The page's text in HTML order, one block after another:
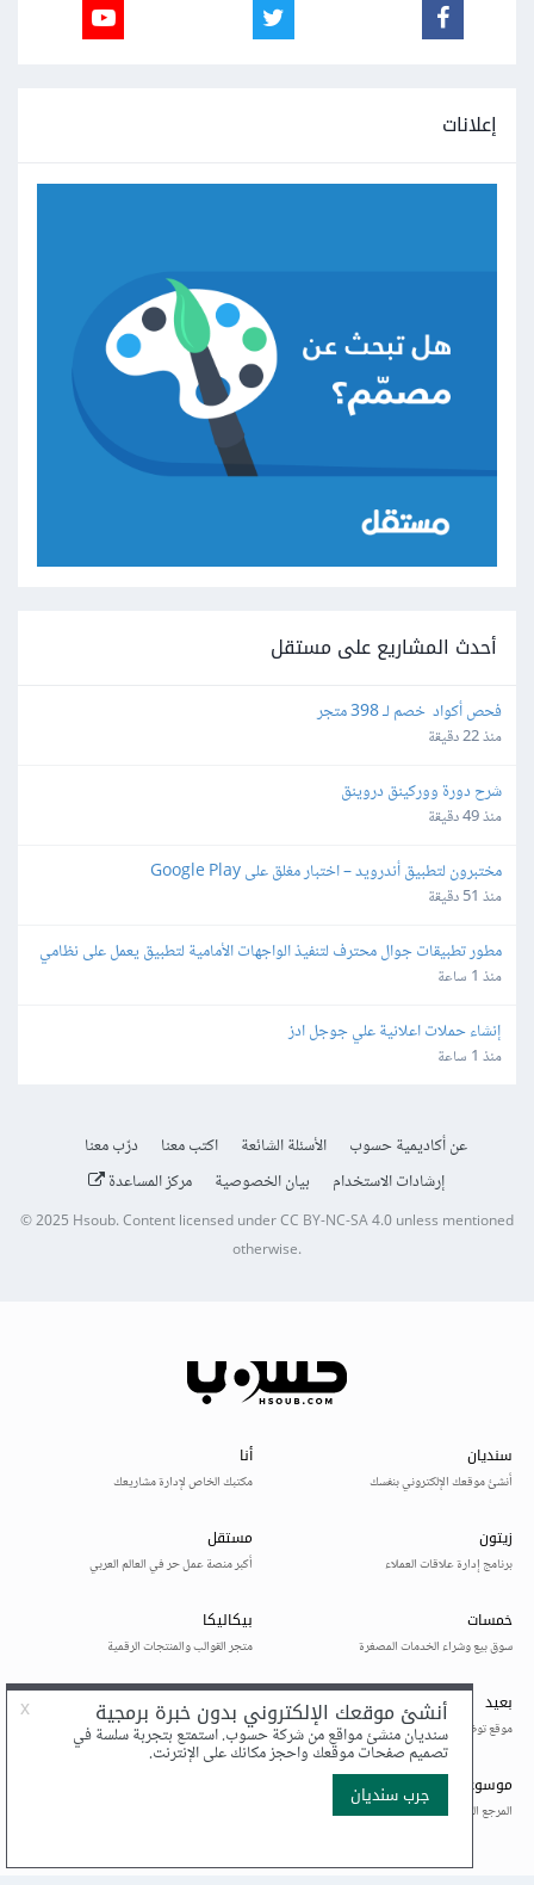
إعلانات
أحدث المشاريع على مستقل
فحص أكواد  خصم لـ 398 متجر
منذ 22 دقيقة
شرح دورة ووركينق دروينق
منذ 49 دقيقة
مختبرون لتطبيق أندرويد – اختبار مغلق على Google Play
منذ 51 دقيقة
Android   iOٍS
منذ 1 ساعة
إنشاء حملات اعلانية علي جوجل ادز
منذ 1 ساعة
عن أكاديمية حسوب الأسئلة الشائعة اكتب معنا
درّب معنا
إرشادات الاستخدام
بيان الخصوصية مركز المساعدة
© 2025 Hsoub.Content licensed underCC BY-NC-SA 4.0unless mentioned
otherwise.